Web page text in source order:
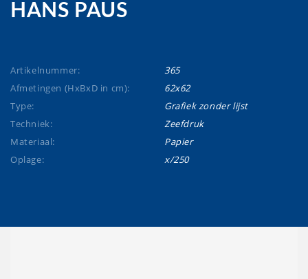
HANS PAUS
Artikelnummer:
365
Afmetingen (HxBxD in cm):
62x62
Type:
Grafiek zonder lijst
Techniek:
Zeefdruk
Materiaal:
Papier
Oplage:
x/250